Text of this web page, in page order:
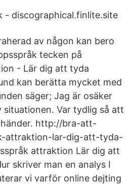
- discographical.finlite.site
av någon kan bero
tecken på
- Lär dig att tyda
kan berätta mycket med
säger; Jag är osäker
situationen. Var tydlig så att
http://bra-att-
attraktion-lar-dig-att-tyda-
attraktion Lär dig att
skriver man en analys I
vi varför online dejting